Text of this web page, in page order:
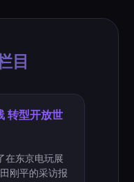
目
转型开放世
在东京电玩展
刚平的采访报